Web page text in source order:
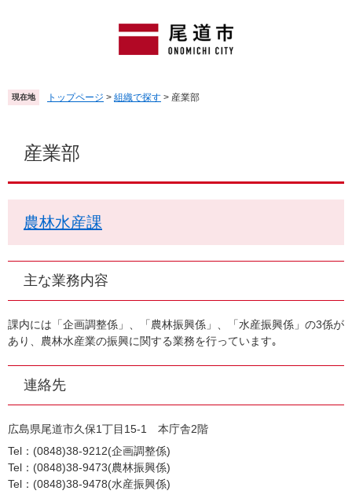
頭
で
飛
ば
現在地 トップページ > 組織で探す > 産業部
産業部
農林水産課
主な業務内容
課内には「企画調整係」、「農林振興係」、「水産振興係」の3係が
あり、農林水産業の振興に関する業務を行っています｡
連絡先
広島県尾道市久保1丁目15-1 本庁舎2階
Tel：(0848)38-9212 企画調整係
Tel：(0848)38-9473 農林振興係
Tel：(0848)38-9478 水産振興係